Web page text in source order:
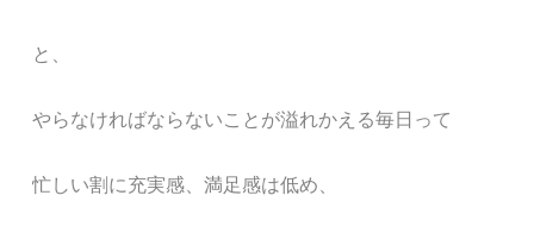
と、
やらなければならないことが溢れかえる毎日って
忙しい割に充実感、満足感は低め、